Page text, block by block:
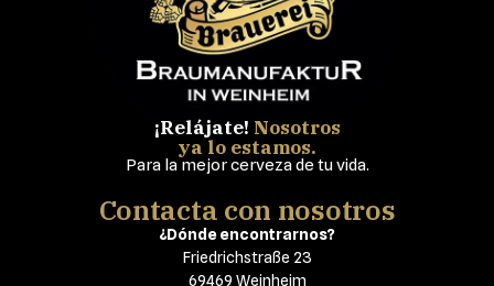
¡Relájate! Nosotros
ya lo estamos.
Para la mejor cerveza de tu vida.
Contacta con nosotros
¿Dónde encontrarnos?
Friedrichstraße 23
69469 Weinheim